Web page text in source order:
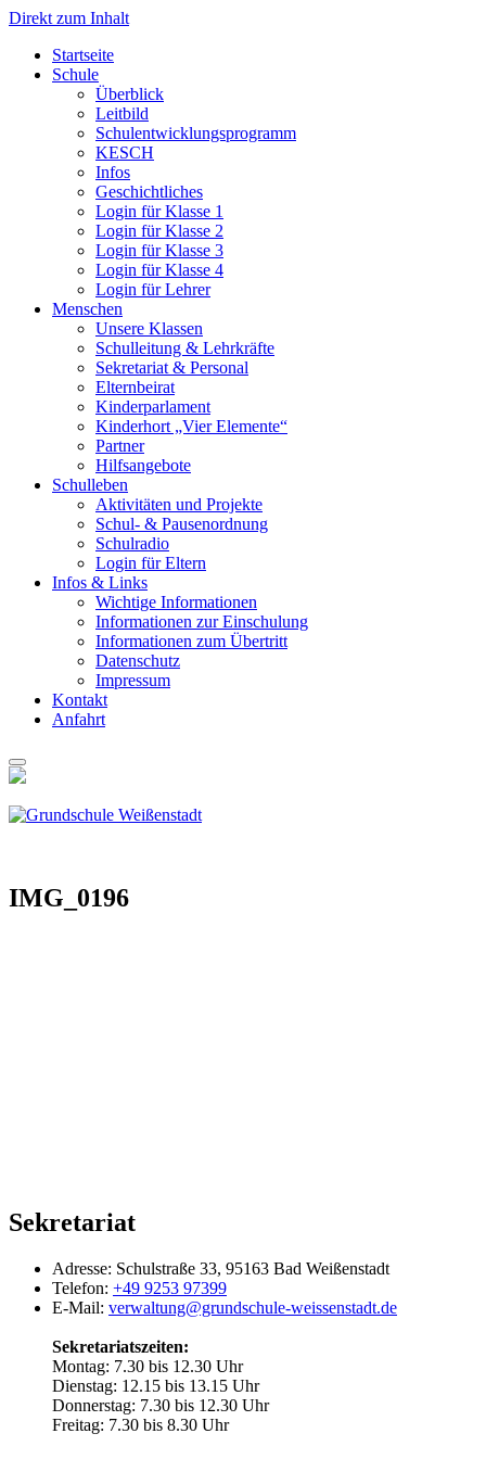
Direkt zum Inhalt
Start­sei­te
Schu­le
Über­blick
Leit­bild
Schul­ent­wick­lungs­pro­gramm
KESCH
Infos
Geschicht­li­ches
Log­in für Klas­se 1
Log­in für Klas­se 2
Log­in für Klas­se 3
Log­in für Klas­se 4
Log­in für Leh­rer
Men­schen
Unse­re Klas­sen
Schul­lei­tung & Lehr­kräf­te
Sekre­ta­ri­at & Per­so­nal
Eltern­bei­rat
Kin­der­par­la­ment
Kin­der­hort „Vier Ele­men­te“
Part­ner
Hilfs­an­ge­bo­te
Schul­le­ben
Akti­vi­tä­ten und Pro­jek­te
Schul- & Pau­sen­ord­nung
Schul­ra­dio
Log­in für Eltern
Infos & Links
Wich­ti­ge Infor­ma­tio­nen
Infor­ma­tio­nen zur Ein­schu­lung
Infor­ma­tio­nen zum Über­tritt
Daten­schutz
Impres­sum
Kon­takt
Anfahrt
IMG_0196
Sekretariat
Adresse: Schulstraße 33, 95163 Bad Weißenstadt
Telefon: +49 9253 97399
E-Mail: verwaltung@grundschule-weissenstadt.de
Sekretariatszeiten:
Montag: 7.30 bis 12.30 Uhr
Dienstag: 12.15 bis 13.15 Uhr
Donnerstag: 7.30 bis 12.30 Uhr
Freitag: 7.30 bis 8.30 Uhr